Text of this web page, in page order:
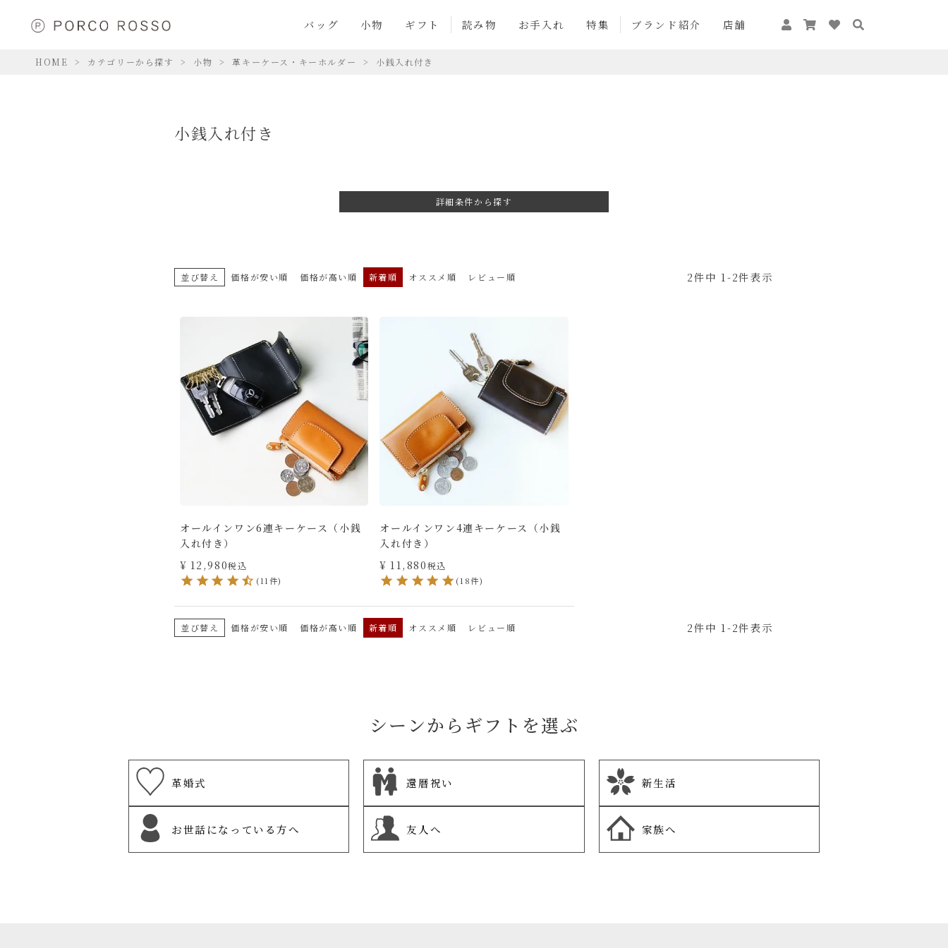
バッグ 小物 ギフト 読み物 お手入れ 特集 ブランド紹介 店舗
HOME カテゴリーから探す 小物 革キーケース・キーホルダー 小銭入れ付き
小銭入れ付き
詳細条件から探す
並び替え 価格が安い順 価格が高い順 新着順 オススメ順 レビュー順 2件中 1 -2件表示
オールインワン6連キーケース（小銭
入れ付き）
¥ 12,980税込
(11件)
オールインワン4連キーケース（小銭
入れ付き）
¥ 11,880税込
(18件)
並び替え 価格が安い順 価格が高い順 新着順 オススメ順 レビュー順 2件中 1 -2件表示
シーンからギフトを選ぶ
革婚式 還暦祝い 新生活
お世話になっている方へ 友人へ 家族へ